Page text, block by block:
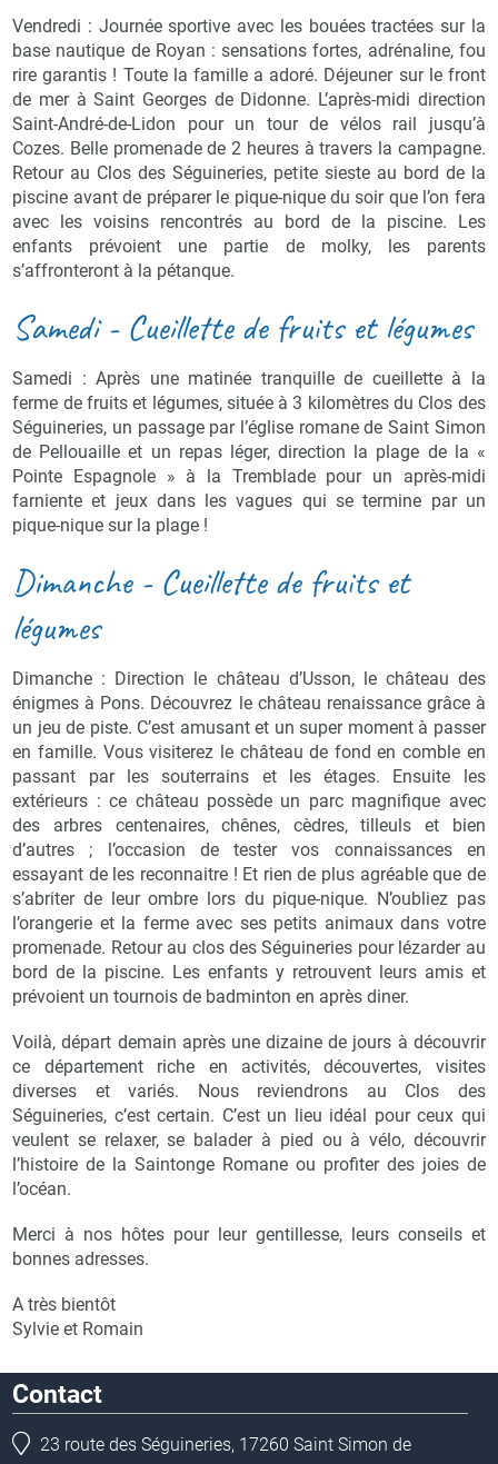
Vendredi : Journée sportive avec les bouées tractées sur la
base nautique de Royan : sensations fortes, adrénaline, fou
rire garantis ! Toute la famille a adoré. Déjeuner sur le front
de mer à Saint Georges de Didonne. L’après-midi direction
Saint-André-de-Lidon pour un tour de vélos rail jusqu’à
Cozes. Belle promenade de 2 heures à travers la campagne.
Retour au Clos des Séguineries, petite sieste au bord de la
piscine avant de préparer le pique-nique du soir que l’on fera
avec les voisins rencontrés au bord de la piscine. Les
enfants prévoient une partie de molky, les parents
s’affronteront à la pétanque.
Samedi - Cueillette de fruits et légumes
Samedi : Après une matinée tranquille de cueillette à la
ferme de fruits et légumes, située à 3 kilomètres du Clos des
Séguineries, un passage par l’église romane de Saint Simon
de Pellouaille et un repas léger, direction la plage de la «
Pointe Espagnole » à la Tremblade pour un après-midi
farniente et jeux dans les vagues qui se termine par un
pique-nique sur la plage !
Dimanche - Cueillette de fruits et
légumes
Dimanche : Direction le château d’Usson, le château des
énigmes à Pons. Découvrez le château renaissance grâce à
un jeu de piste. C’est amusant et un super moment à passer
en famille. Vous visiterez le château de fond en comble en
passant par les souterrains et les étages. Ensuite les
extérieurs : ce château possède un parc magnifique avec
des arbres centenaires, chênes, cèdres, tilleuls et bien
d’autres ; l’occasion de tester vos connaissances en
essayant de les reconnaitre ! Et rien de plus agréable que de
s’abriter de leur ombre lors du pique-nique. N’oubliez pas
l’orangerie et la ferme avec ses petits animaux dans votre
promenade. Retour au clos des Séguineries pour lézarder au
bord de la piscine. Les enfants y retrouvent leurs amis et
prévoient un tournois de badminton en après diner.
Voilà, départ demain après une dizaine de jours à découvrir
ce département riche en activités, découvertes, visites
diverses et variés. Nous reviendrons au Clos des
Séguineries, c’est certain. C’est un lieu idéal pour ceux qui
veulent se relaxer, se balader à pied ou à vélo, découvrir
l’histoire de la Saintonge Romane ou profiter des joies de
l’océan.
Merci à nos hôtes pour leur gentillesse, leurs conseils et
bonnes adresses.
A très bientôt
Sylvie et Romain
Contact
23 route des Séguineries, 17260 Saint Simon de